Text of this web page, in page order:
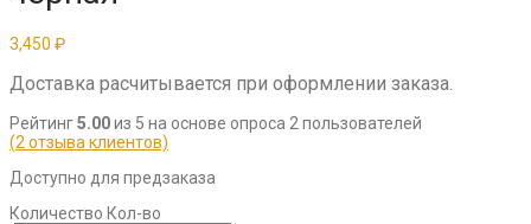
3,450 ₽
Доставка расчитывается при оформлении заказа.
Рейтинг5.00из 5 на основе опроса 2 пользователей
(2 отзыва клиентов)
Доступно для предзаказа
Количество Кол-во